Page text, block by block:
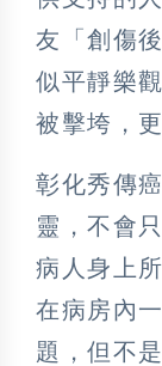
友「創傷
似平靜樂
被擊垮，
彰化秀傳
靈，不會
病人身上
在病房內
題，但不